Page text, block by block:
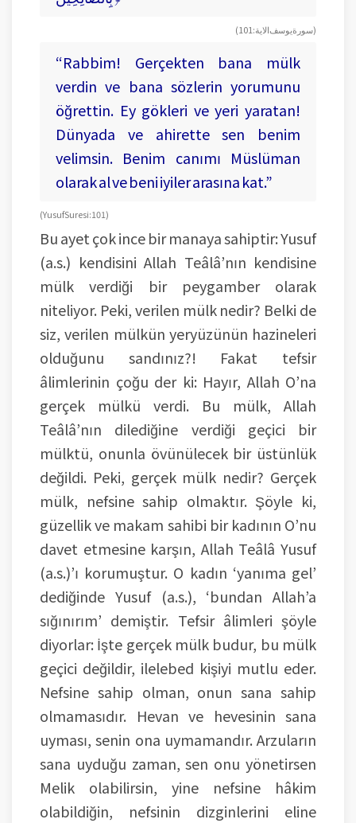
(سورة يوسف الاية: 101)
“Rabbim! Gerçekten bana mülk
verdin ve bana sözlerin yorumunu
öğrettin. Ey gökleri ve yeri yaratan!
Dünyada ve ahirette sen benim
velimsin. Benim canımı Müslüman
olarak al ve beni iyiler arasına kat.”
(Yusuf Suresi: 101)
Bu ayet çok ince bir manaya sahiptir: Yusuf
(a.s.) kendisini Allah Teâlâ’nın kendisine
mülk verdiği bir peygamber olarak
niteliyor. Peki, verilen mülk nedir? Belki de
siz, verilen mülkün yeryüzünün hazineleri
olduğunu sandınız?! Fakat tefsir
âlimlerinin çoğu der ki: Hayır, Allah O’na
gerçek mülkü verdi. Bu mülk, Allah
Teâlâ’nın dilediğine verdiği geçici bir
mülktü, onunla övünülecek bir üstünlük
değildi. Peki, gerçek mülk nedir? Gerçek
mülk, nefsine sahip olmaktır. Şöyle ki,
güzellik ve makam sahibi bir kadının O’nu
davet etmesine karşın, Allah Teâlâ Yusuf
(a.s.)’ı korumuştur. O kadın ‘yanıma gel’
dediğinde Yusuf (a.s.), ‘bundan Allah’a
sığınırım’ demiştir. Tefsir âlimleri şöyle
diyorlar: İşte gerçek mülk budur, bu mülk
geçici değildir, ilelebed kişiyi mutlu eder.
Nefsine sahip olman, onun sana sahip
olmamasıdır. Hevan ve hevesinin sana
uyması, senin ona uymamandır. Arzuların
sana uyduğu zaman, sen onu yönetirsen
Melik olabilirsin, yine nefsine hâkim
olabildiğin, nefsinin dizginlerini eline